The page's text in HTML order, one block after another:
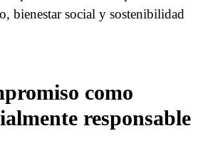
bienestar social y sostenibilidad
como
responsable